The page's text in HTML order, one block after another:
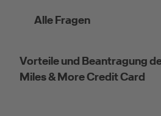
Alle Fragen
Vorteile und Beantragung
Miles & More Credit Card